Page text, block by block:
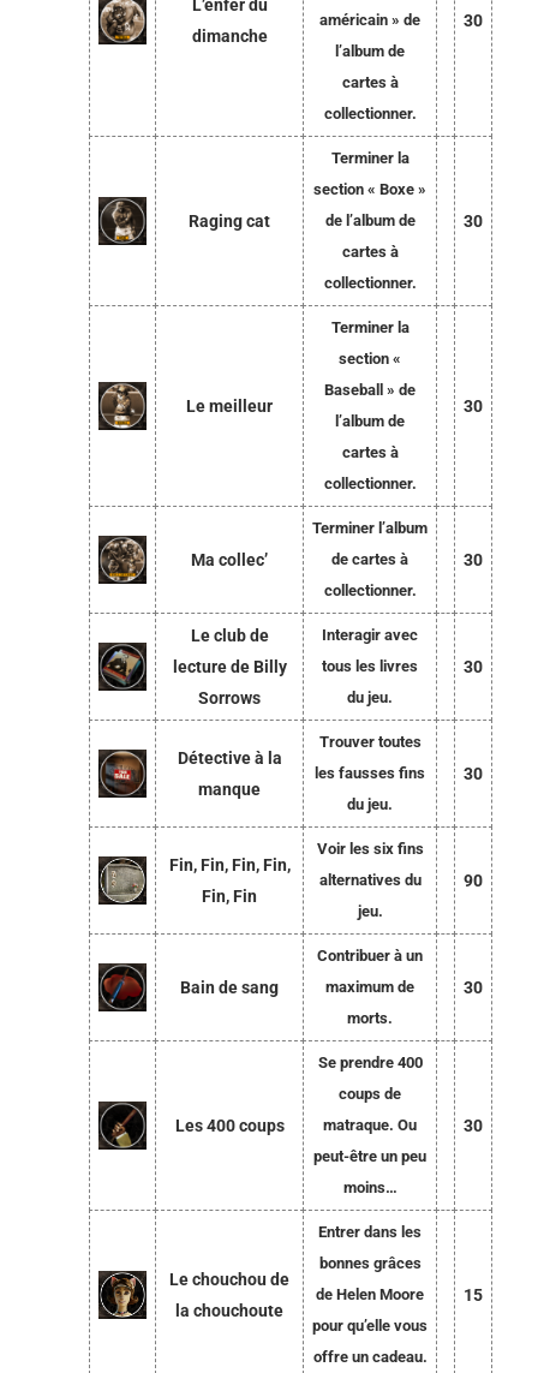
L’enfer du
dimanche
américain » de
l’album de
cartes à
collectionner.
30
Raging cat
Terminer la
section « Boxe »
de l’album de
cartes à
collectionner.
30
Le meilleur
Terminer la
section «
Baseball » de
l’album de
cartes à
collectionner.
30
Ma collec’
Terminer l’album
de cartes à
collectionner.
30
Le club de
lecture de Billy
Sorrows
Interagir avec
tous les livres
du jeu.
30
Détective à la
manque
Trouver toutes
les fausses fins
du jeu.
30
Fin, Fin, Fin, Fin,
Fin, Fin
Voir les six fins
alternatives du
jeu.
90
Bain de sang
Contribuer à un
maximum de
morts.
30
Les 400 coups
Se prendre 400
coups de
matraque. Ou
peut-être un peu
moins…
30
Le chouchou de
la chouchoute
Entrer dans les
bonnes grâces
de Helen Moore
pour qu’elle vous
offre un cadeau.
15